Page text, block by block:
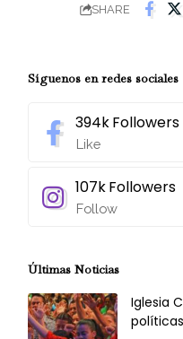
SHARE
Síguenos en redes sociales
394kFollowers
Like
107kFollowers
Follow
Últimas Noticias
Iglesia